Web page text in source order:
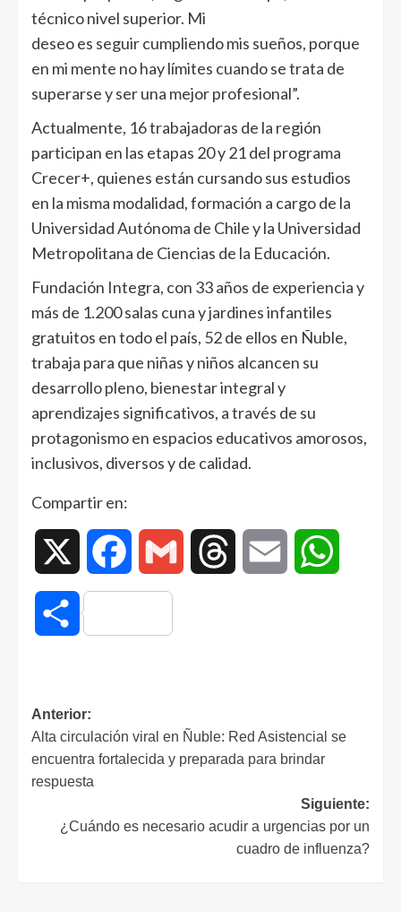
técnico nivel superior. Mi
deseo es seguir cumpliendo mis sueños, porque
en mi mente no hay límites cuando se trata de
superarse y ser una mejor profesional”.
Actualmente, 16 trabajadoras de la región
participan en las etapas 20 y 21 del programa
Crecer+, quienes están cursando sus estudios
en la misma modalidad, formación a cargo de la
Universidad Autónoma de Chile y la Universidad
Metropolitana de Ciencias de la Educación.
Fundación Integra, con 33 años de experiencia y
más de 1.200 salas cuna y jardines infantiles
gratuitos en todo el país, 52 de ellos en Ñuble,
trabaja para que niñas y niños alcancen su
desarrollo pleno, bienestar integral y
aprendizajes significativos, a través de su
protagonismo en espacios educativos amorosos,
inclusivos, diversos y de calidad.
Compartir en:
Facebook Gmail Threads Email
Compartir
Anterior:
Alta circulación viral en Ñuble: Red Asistencial se
encuentra fortalecida y preparada para brindar
respuesta
Siguiente:
¿Cuándo es necesario acudir a urgencias por un
cuadro de influenza?